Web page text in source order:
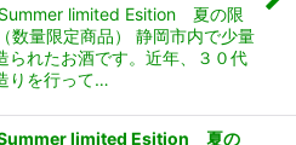
limited Esition 夏の限
量限定商品） 静岡市内で少量
られたお酒です。近年、３０代
りを行って…
limited Esition 夏の